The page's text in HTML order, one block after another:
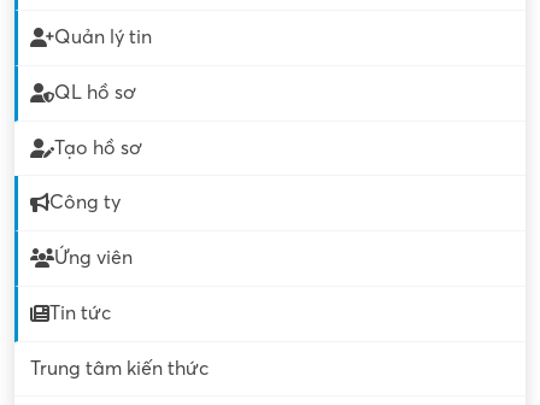
Quản lý tin
QL hồ sơ
Tạo hồ sơ
Công ty
Ứng viên
Tin tức
Trung tâm kiến thức